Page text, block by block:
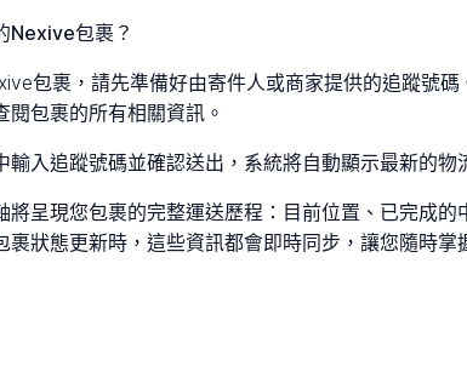
Nexive包裹？
包裹，請先準備好由寄件人或商家提供的追蹤號碼
閱包裹的所有相關資訊。
輸入追蹤號碼並確認送出，系統將自動顯示最新的物
將呈現您包裹的完整運送歷程：目前位置、已完成的
裹狀態更新時，這些資訊都會即時同步，讓您隨時掌